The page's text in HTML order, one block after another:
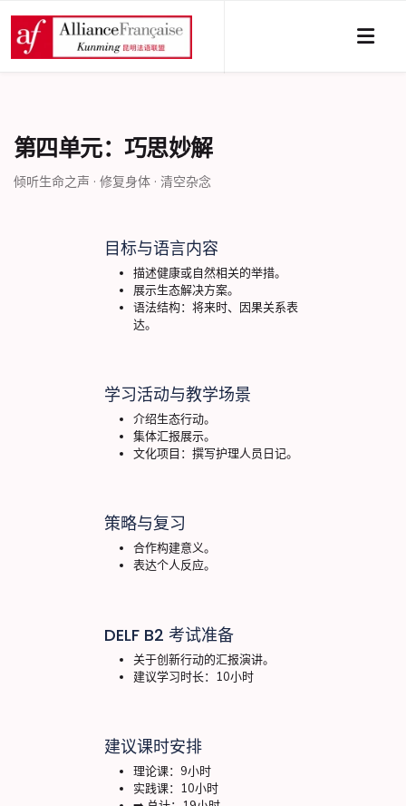
第四单元：巧思妙解
倾听生命之声 · 修复身体 · 清空杂念
目标与语言内容
描述健康或自然相关的举措。
展示生态解决方案。
语法结构：将来时、因果关系表
达。
学习活动与教学场景
介绍生态行动。
集体汇报展示。
文化项目：撰写护理人员日记。
策略与复习
合作构建意义。
表达个人反应。
DELF B2 考试准备
关于创新行动的汇报演讲。
建议学习时长：10小时
建议课时安排
理论课：9小时
实践课：10小时